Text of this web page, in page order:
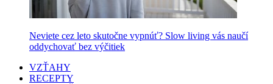
Neviete cez leto skutočne vypnúť? Slow living vás naučí
oddychovať bez výčitiek
VZŤAHY
RECEPTY